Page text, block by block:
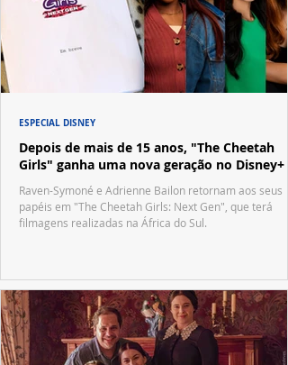
Depois de mais de 15 anos, "The Cheetah
Girls" ganha uma nova geração no Disney+
Raven-Symoné e Adrienne Bailon retornam aos seus
papéis em "The Cheetah Girls: Next Gen", que terá
filmagens realizadas na África do Sul.
ESPECIAL DISNEY